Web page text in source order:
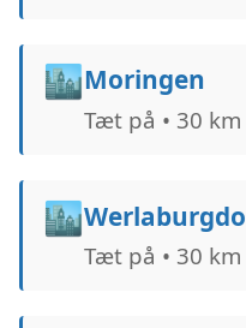
🏙️Moringen
Tæt på • 30 km
🏙️
Tæt på • 30 km